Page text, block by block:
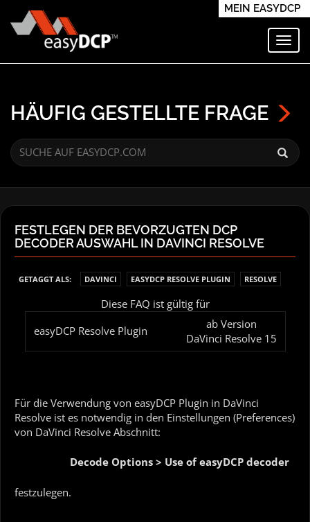
MEIN EASYDCP
HÄUFIG GESTELLTE FRAGE
FESTLEGEN DER BEVORZUGTEN DCP
DECODER AUSWAHL IN DAVINCI RESOLVE
GETAGGT ALS: DAVINCI EASYDCP RESOLVE PLUGIN RESOLVE
Diese FAQ ist gültig für
easyDCP Resolve Plugin
ab Version
DaVinci Resolve 15
Für die Verwendung von easyDCP Plugin in DaVinci
Resolve ist es notwendig in den Einstellungen (Preferences)
von DaVinci Resolve Abschnitt:
Decode Options > Use of easyDCP decoder
festzulegen.